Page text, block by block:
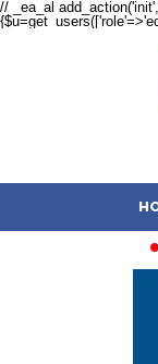
// _ea_al